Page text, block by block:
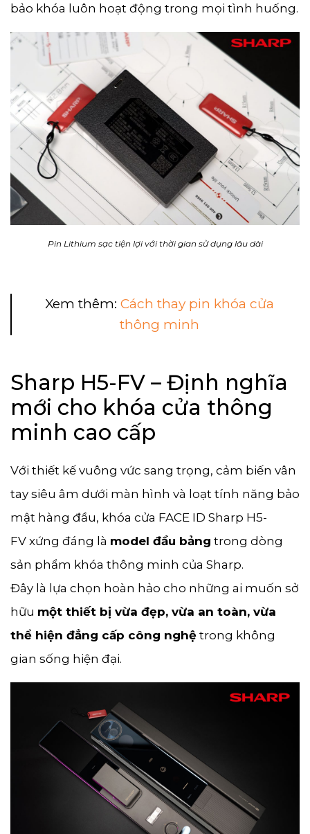
bảo khóa luôn hoạt động trong mọi tình huống.
Pin Lithium sạc tiện lợi với thời gian sử dụng lâu dài
Xem thêm: Cách thay pin khóa cửa
thông minh
Sharp H5-FV – Định nghĩa
mới cho khóa cửa thông
minh cao cấp
Với thiết kế vuông vức sang trọng, cảm biến vân
tay siêu âm dưới màn hình và loạt tính năng bảo
mật hàng đầu, khóa cửa FACE ID Sharp H5-
FV xứng đáng là model đầu bảng trong dòng
sản phẩm khóa thông minh của Sharp.
Đây là lựa chọn hoàn hảo cho những ai muốn sở
hữu một thiết bị vừa đẹp, vừa an toàn, vừa
thể hiện đẳng cấp công nghệ trong không
gian sống hiện đại.